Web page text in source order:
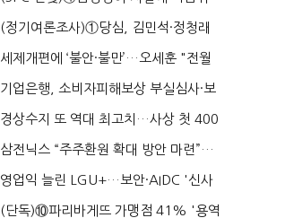
생법 위반 반복...
(정기여론조사)①당심, 김민석·정청래
'초접전'…대통령 ...
세제개편에 ‘불안·불만’…오세훈 "전월
세 구하기 더 ...
기업은행, 소비자피해보상 부실심사·보
이스피싱 공시 ...
경상수지 또 역대 최고치…사상 첫 400
억달러에 '3% 성...
삼전닉스 “주주환원 확대 방안 마련”…
로이터에 성명...
영업익 늘린 LGU+…보안·AIDC '신사
업 드라이브'...
(단독)⑩파리바게뜨 가맹점 41% '용역